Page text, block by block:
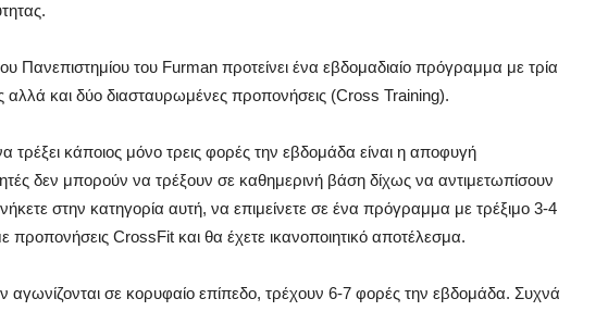
Πανεπιστημίου του Furman προτείνει ένα εβδομαδιαίο πρόγραμμα με τρία
αλλά και δύο διασταυρωμένες προπονήσεις (Cross Training).
τρέξει κάποιος μόνο τρεις φορές την εβδομάδα είναι η αποφυγή
δεν μπορούν να τρέξουν σε καθημερινή βάση δίχως να αντιμετωπίσουν
στην κατηγορία αυτή, να επιμείνετε σε ένα πρόγραμμα με τρέξιμο 3-4
προπονήσεις CrossFit και θα έχετε ικανοποιητικό αποτέλεσμα.
αγωνίζονται σε κορυφαίο επίπεδο, τρέχουν 6-7 φορές την εβδομάδα. Συχνά